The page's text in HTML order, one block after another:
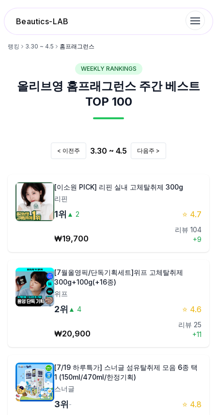
Beautics-LAB
찜 목록
루틴탐색
Login
랭킹 3.30 ~ 4.5 홈프래그런스
WEEKLY RANKINGS
올리브영 홈프래그런스 주간 베스트
TOP 100
< 이전주 3.30 ~ 4.5 다음주 >
[이소원 PICK] 리핀 실내 고체탈취제 300g
리핀
1위 ▲ 2 ⭐ 4.7
₩19,700
리뷰 104
+9
[7월올영픽/단독기획세트]위프 고체탈취제
300g+100g(+16종)
위프
2위 ▲ 4 ⭐ 4.6
₩20,900
리뷰 25
+11
[7/19 하루특가] 스너글 섬유탈취제 모음 6종 택
1 (150ml/470ml/한정기획)
스너글
3위 - ⭐ 4.8